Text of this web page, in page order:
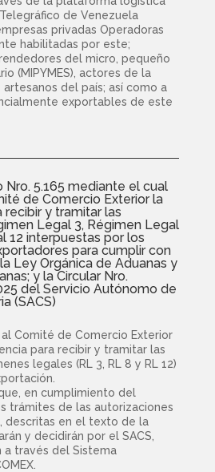
de Venezuela
privadas Operadoras
habilitadas por este;
del micro, pequeño
(MIPYMES), actores de la
del país; así como a
exportables de este
Nro. 5.165 mediante el cual
de Comercio Exterior la
y tramitar las
Legal 3, Régimen Legal
12 interpuestas por los
para cumplir con
Ley Orgánica de Aduanas y
y la Circular Nro.
del Servicio Autónomo de
(SACS)
Comité de Comercio Exterior
para recibir y tramitar las
legales (RL 3, RL 8 y RL 12)
en cumplimiento del
trámites de las autorizaciones
descritas en el texto de la
y decidirán por el SACS,
a través del Sistema